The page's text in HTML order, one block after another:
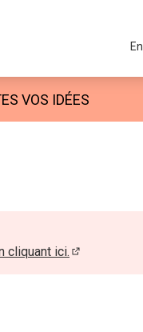
VOS IDÉES
cliquant ici.